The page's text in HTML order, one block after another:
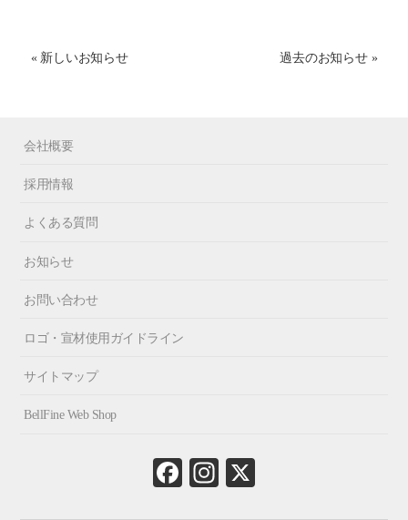
« 新しいお知らせ 過去のお知らせ »
会社概要
採用情報
よくある質問
お知らせ
お問い合わせ
ロゴ・宣材使用ガイドライン
サイトマップ
BellFine Web Shop
Fa
ce
In
st